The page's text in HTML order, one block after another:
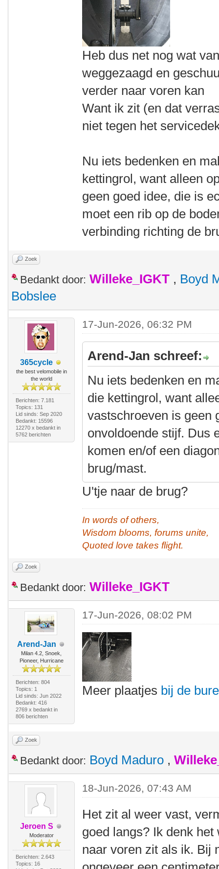
Heb dus net nog wat
weggezaagd en
verder naar voren kan
Want ik zit (en dat
niet tegen het
Nu iets bedenken en
kettingrol, want alleen
geen goed idee, die is
moet een rib op de
verbinding richting de
Zoek
Bedankt door: Willeke_IGKT , Boyd
Bobslee
365cycle
the best velomobile in
the world
Berichten: 7.181
Topics: 131
Lid sinds: Sep 2020
Bedankt: 15596
12270 x bedankt in
5762 berichten
17-Jun-2026, 06:32 PM
Arend-Jan schreef:
Nu iets bedenken en
die kettingrol, want
vastschroeven is geen
onvoldoende stijf. Dus
komen en/of een
brug/mast.
U'tje naar de brug?
In words of others,
Wisdom blooms, forums unite,
Quoted love takes flight.
Zoek
Bedankt door: Willeke_IGKT
Arend-Jan
Milan 4.2, Snoek,
Pioneer, Hurricane
Berichten: 804
Topics: 1
Lid sinds: Jun 2022
Bedankt: 416
2769 x bedankt in
806 berichten
17-Jun-2026, 08:02 PM
Meer plaatjes bij de
Zoek
Bedankt door: Boyd Maduro ,
Jeroen S
Moderator
Berichten: 2.643
Topics: 16
18-Jun-2026, 07:43 AM
Het zit al weer vast,
goed langs? Ik denk
naar voren zit als ik. Bij